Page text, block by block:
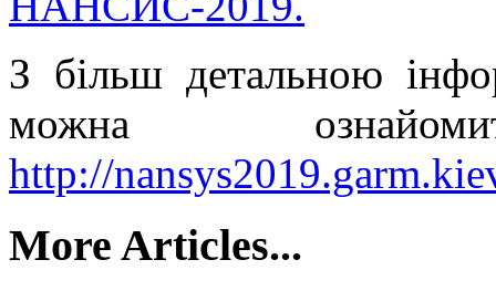
З більш детальною
можна
http://
More Articles...